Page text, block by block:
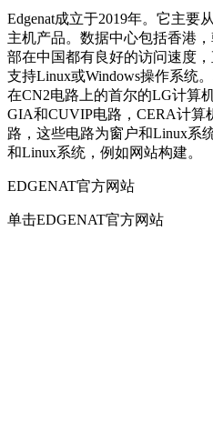
Edgenat成立于2019年。它主要
主机产品。数据中心包括香港
部在中国都有良好的访问速度，
支持Linux或Windows操作系统
在CN2电路上的首尔的LG计算
GIA和CUVIP电路，CERA计算
路，这些电路为窗户和Linux系
和Linux系统，例如网站构建。
EDGENAT官方网站
单击EDGENAT官方网站